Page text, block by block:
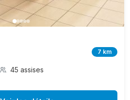
7 km
45 assises